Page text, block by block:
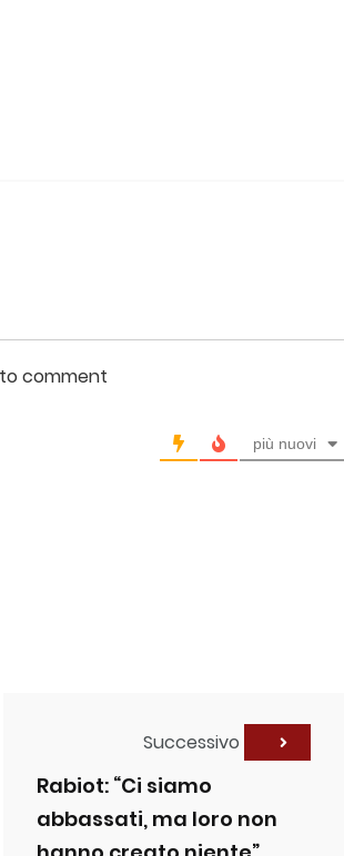
comment
più nuovi
Successivo
Rabiot: “Ci siamo
abbassati, ma loro non